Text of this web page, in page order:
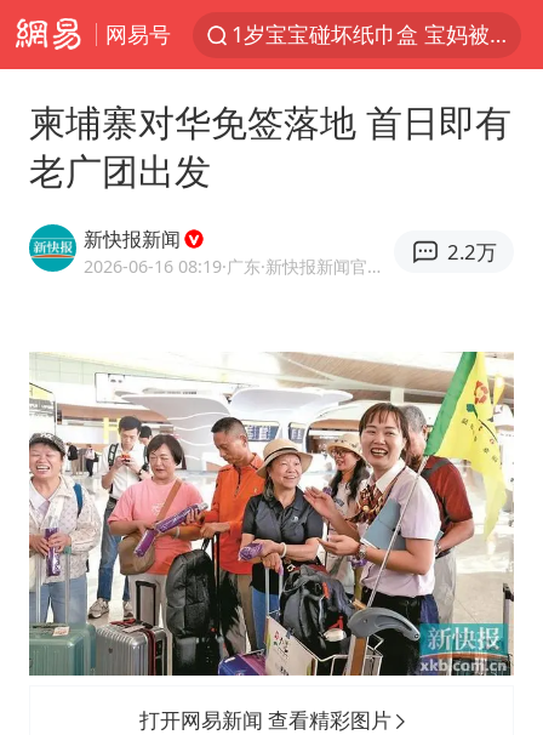
网易号
1岁宝宝碰坏纸巾盒 宝妈被索赔924元
女子开一天一夜空调后二氧化碳中毒
“不建议大家买深色蛋糕”
谁是宇树科技背后赢家
985博士后被曝在妻子孕期出轨后续
公司“上四休三”但要降薪1000元
47岁妈妈突然产女 26岁女儿：很震惊
97岁英国奶奶飞上天再破吉尼斯纪录
OpenAI为免费用户升级GPT-5.6 Luna
男子杀人后逃进深山21年活得像野人
“中国蔬菜之乡”最高温达41.8℃
柬埔寨对华免签落地 首日即有
老广团出发
新快报新闻
2026-06-16 08:19·广东 ·新快报新闻官方网易号
2.2万
打开网易新闻 查看精彩图片